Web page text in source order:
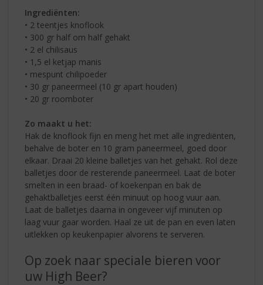
Ingrediënten:
• 2 teentjes knoflook
• 300 gr half om half gehakt
• 2 el chilisaus
• 1,5 el ketjap manis
• mespunt chilipoeder
• 30 gr paneermeel (10 gr apart houden)
• 20 gr roomboter
Zo maakt u het:
Hak de knoflook fijn en meng het met alle ingrediënten,
behalve de boter en 10 gram paneermeel, goed door
elkaar. Draai 20 kleine balletjes van het gehakt. Rol deze
balletjes door de resterende paneermeel. Laat de boter
smelten in een braad- of koekenpan en bak de
gehaktballetjes eerst één minuut op hoog vuur aan.
Laat de balletjes daarna in ongeveer vijf minuten op
laag vuur gaar worden. Haal ze uit de pan en even laten
uitlekken op keukenpapier alvorens te serveren.
Op zoek naar speciale bieren voor
uw High Beer?